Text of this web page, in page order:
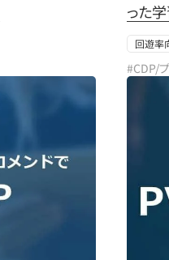
った
回遊率
#CDP/